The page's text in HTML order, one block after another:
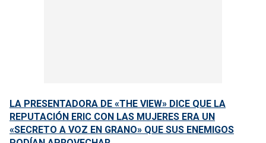
LA PRESENTADORA DE «THE VIEW» DICE QUE LA
REPUTACIÓN ERIC CON LAS MUJERES ERA UN
«SECRETO A VOZ EN GRANO» QUE SUS ENEMIGOS